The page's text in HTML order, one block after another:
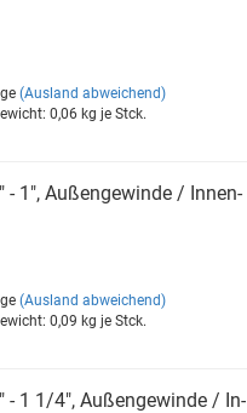
(Ausland abweichend)
0,06 kg je Stck.
- 1", Au­ßen­ge­win­de / In­nen­
(Ausland abweichend)
0,09 kg je Stck.
- 1 1/4", Au­ßen­ge­win­de / In­